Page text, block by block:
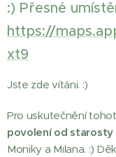
:) Přesné
https://
xt9
Jste zde vítáni. :)
Pro uskutečnění
povolení od
Moniky a Milana. :)